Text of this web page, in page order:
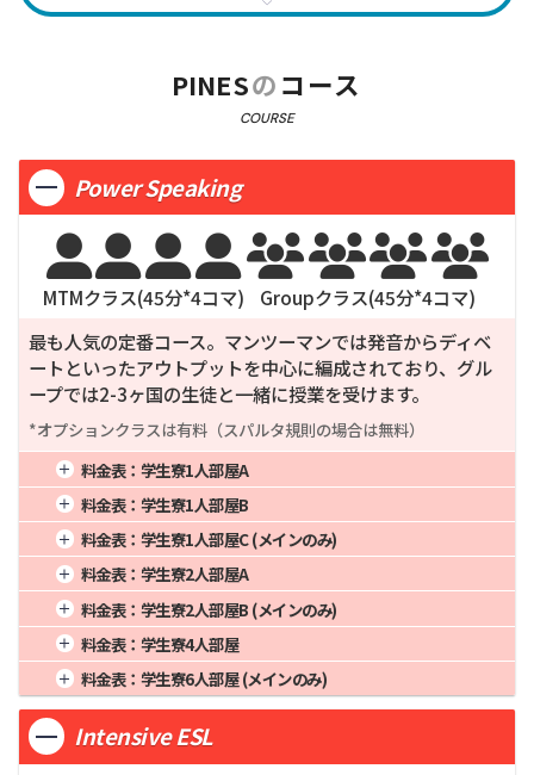
2段ベッドを1人1台使用。ベッドにはカーテンあり。
シャワーとトイレは分かれています。
PINESのコース
COURSE
Power Speaking

MTMクラス(45分*4コマ)

Groupクラス(45分*4コマ)
最も人気の定番コース。マンツーマンでは発音からディベ
ートといったアウトプットを中心に編成されており、グル
ープでは2-3ヶ国の生徒と一緒に授業を受けます。
*オプションクラスは有料（スパルタ規則の場合は無料）
料金表： 学生寮1人部屋A
1週間
2週間
248,300
3週間
324,700
4週間
8週間
752,000
12週間
1,128,000
20週間
1,865,000
24週間
2,236,000
料金表： 学生寮1人部屋B
1週間
2週間
239,850
3週間
313,650
4週間
369,000
8週間
726,000
12週間
1,089,000
20週間
1,800,000
24週間
2,158,000
料金表： 学生寮1人部屋C (メインのみ)
1週間
2週間
228,150
3週間
298,350
4週間
8週間
690,000
12週間
1,035,000
20週間
1,710,000
24週間
2,050,000
料金表： 学生寮2人部屋A
1週間
2週間
219,700
3週間
287,300
4週間
338,000
8週間
664,000
12週間
996,000
20週間
1,645,000
24週間
1,972,000
料金表： 学生寮2人部屋B (メインのみ)
1週間
2週間
217,100
3週間
283,900
4週間
8週間
656,000
12週間
984,000
20週間
1,625,000
24週間
1,948,000
料金表： 学生寮4人部屋
1週間
2週間
204,750
3週間
267,750
4週間
315,000
8週間
618,000
12週間
20週間
1,530,000
料金表： 学生寮6人部屋 (メインのみ)
1週間
2週間
197,600
3週間
258,400
4週間
304,000
8週間
12週間
894,000
16週間
1,182,000
24週間
1,768,000
Intensive ESL